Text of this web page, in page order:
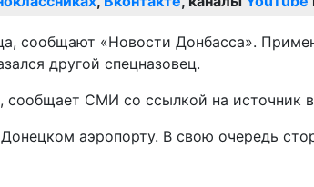
сообщают «Новости Донбасса».
другой спецназовец.
СМИ со ссылкой на источник
аэропорту. В свою очередь